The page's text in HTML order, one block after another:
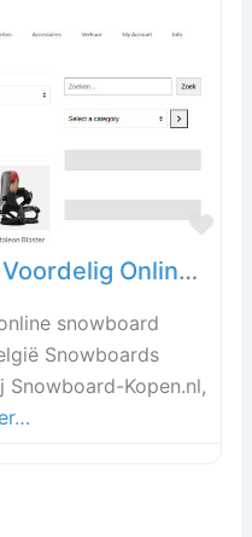
Snowboards Koopt U Voordelig Online in de Snowboard Winkel!
snowboard
Snowboards
Kopen.nl,